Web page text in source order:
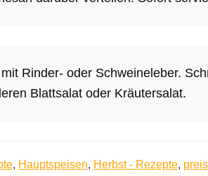
Rinder- oder Schweineleber.
Blattsalat oder Kräutersalat.
, Hauptspeisen, Herbst - Rezepte,